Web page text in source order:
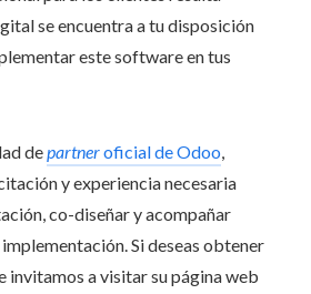
se encuentra a tu disposición
este software en tus
departneroficial de Odoo,
y experiencia necesaria
co-diseñar y acompañar
Si deseas obtener
invitamos a visitar su página web